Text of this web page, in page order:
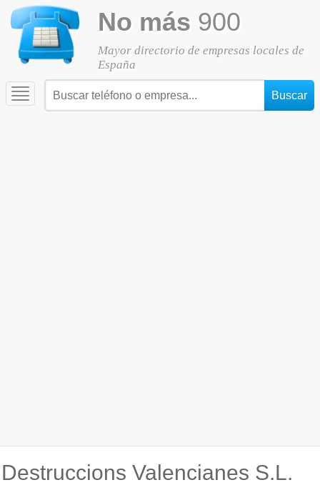
No más 900
Mayor directorio de empresas locales de
España
Toggle
navigation
Destruccions Valencianes S.L.